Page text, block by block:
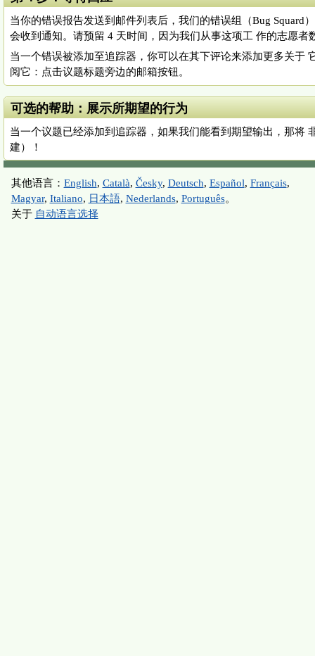
当你的错误报告发送到邮件列表后，我们的错误组（Bug
会收到通知。请预留 4 天时间，因为我们从事这项工 作的志愿者
当一个错误被添加至追踪器，你可以在其下评论来添加更多关于
阅它：点击议题标题旁边的邮箱按钮。
可选的帮助：展示所期望的行为
当一个议题已经添加到追踪器，如果我们能看到期望输出，那将
建）！
其他语言： English, Català, Česky, Deutsch, Español, Français,
Magyar, Italiano, 日本語, Nederlands, Português。
关于 自动语言选择